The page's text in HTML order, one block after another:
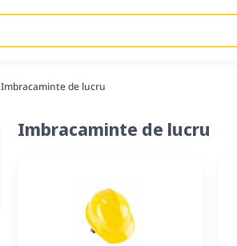
Imbracaminte de lucru
Imbracaminte de lucru